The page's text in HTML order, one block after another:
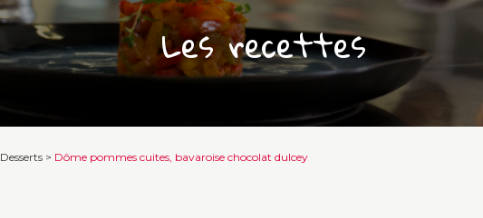
Les recettes
Desserts > Dôme pommes cuites, bavaroise chocolat dulcey